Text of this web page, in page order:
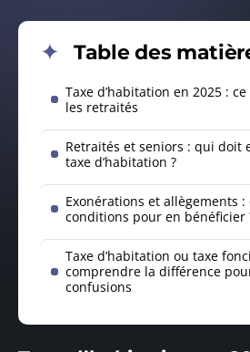
Table des
Taxe d’habitation en 2025 :
les retraités
Retraités et seniors : qui doit
taxe d’habitation ?
Exonérations et allègements :
conditions pour en bénéficier
Taxe d’habitation ou taxe
comprendre la différence
confusions